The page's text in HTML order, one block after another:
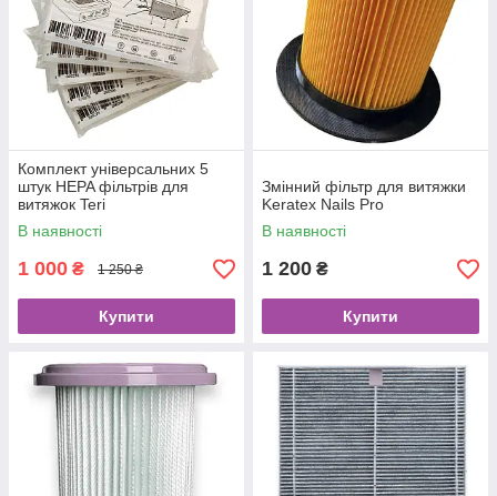
Комплект універсальних 5
штук HEPA фільтрів для
витяжок Teri
В наявності
1 000 ₴ 1 250 ₴
Купити
Змінний фільтр для витяжки
Keratex Nails Pro
В наявності
1 200 ₴
Купити